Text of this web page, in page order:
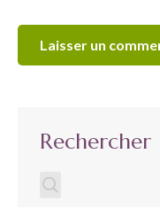
Rechercher